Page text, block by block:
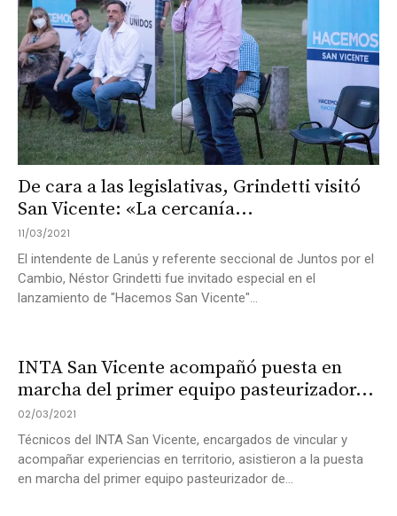
De cara a las legislativas, Grindetti visitó
San Vicente: «La cercanía...
11/03/2021
El intendente de Lanús y referente seccional de Juntos por el
Cambio, Néstor Grindetti fue invitado especial en el
lanzamiento de "Hacemos San Vicente"...
INTA San Vicente acompañó puesta en
marcha del primer equipo pasteurizador...
02/03/2021
Técnicos del INTA San Vicente, encargados de vincular y
acompañar experiencias en territorio, asistieron a la puesta
en marcha del primer equipo pasteurizador de...